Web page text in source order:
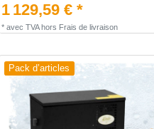
1 129,59 € *
* avec TVAhors Frais de livraison
Pack d’articles